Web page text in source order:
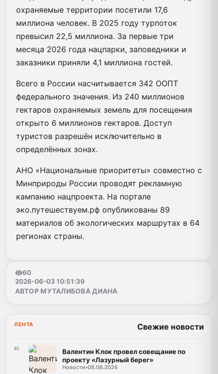
охраняемые территории посетили 17,6
миллиона человек. В 2025 году турпоток
превысил 22,5 миллиона. За первые три
месяца 2026 года нацпарки, заповедники и
заказники приняли 4,1 миллиона гостей.
Всего в России насчитывается 342 ООПТ
федерального значения. Из 240 миллионов
гектаров охраняемых земель для посещения
открыто 6 миллионов гектаров. Доступ
туристов разрешён исключительно в
определённых зонах.
АНО «Национальные приоритеты» совместно с
Минприроды России проводят рекламную
кампанию нацпроекта. На портале
эко.путешествуем.рф опубликованы 89
материалов об экологических маршрутах в 64
регионах страны.
60
2026-06-03 10:51:39
АВТОР МУТАЛИБОВА ДИАНА
ЛЕНТА Свежие новости
01
Валентин Клок провел совещание по
проекту «Лазурный берег»
Новости•08.08.2026